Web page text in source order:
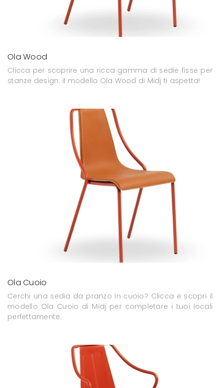
Ola Wood
Clicca per scoprire una ricca gamma di sedie fisse per
stanze design: il modello Ola Wood di Midj ti aspetta!
Ola Cuoio
Cerchi una sedia da pranzo in cuoio? Clicca e scopri il
modello Ola Cuoio di Midj per completare i tuoi locali
perfettamente.